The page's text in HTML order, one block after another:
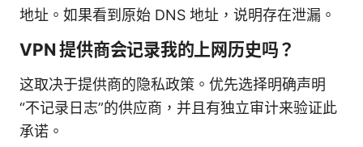
地址。如果看到原始 DNS 地址，说明存在泄漏。
VPN 提供商会记录我的上网历史吗？
这取决于提供商的隐私政策。优先选择明确声明
“不记录日志”的供应商，并且有独立审计来验证此
承诺。